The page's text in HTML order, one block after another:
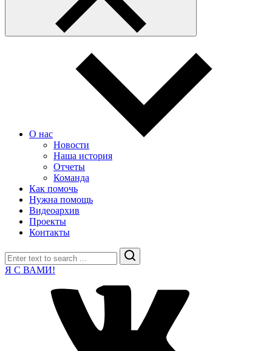
О нас
Новости
Наша история
Отчеты
Команда
Как помочь
Нужна помощь
Видеоархив
Проекты
Контакты
Search
Я С ВАМИ!